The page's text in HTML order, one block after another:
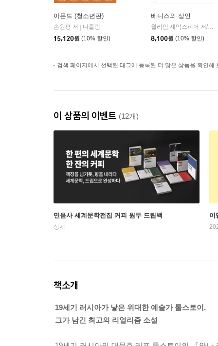
아몬드 (청소년판)
손원평 저
다즐링
15,120원 (10% 할인)
베니스의 상인
윌리엄 셰익스피어 저/최종철 역
8,100원 (10% 할인)
검색 페이지에서 선택된 태그에 등록된 더 많은 상품을 확인해
이 상품의 이벤트 (12개)
민음사 세계문학전집 커피 원두 드립백
상시
이
책소개
19세기 러시아가 낳은 위대한 예술가 톨스토이.
그가 남긴 최고의 리얼리즘 소설